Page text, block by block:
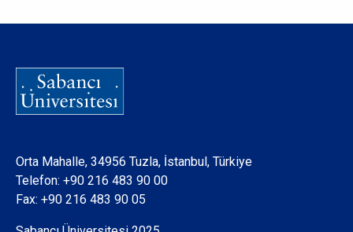
Orta Mahalle, 34956 Tuzla, İstanbul, Türkiye
Telefon: +90 216 483 90 00
Fax: +90 216 483 90 05